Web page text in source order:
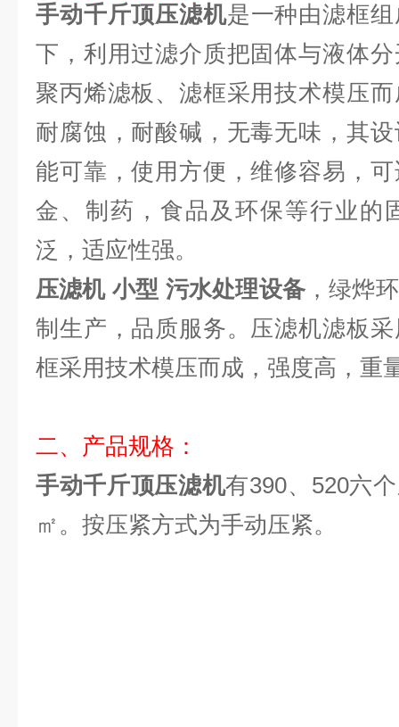
手动千斤顶压滤机是一种由滤框
下，利用过滤介质把固体与液体
聚丙烯滤板、滤框采用技术模压
耐腐蚀，耐酸碱，无毒无味，其
能可靠，使用方便，维修容易，
金、制药，食品及环保等行业的
泛，适应性强。
压滤机 小型 污水处理设备 ，绿烨
制生产，品质服务。压滤机滤板采
框采用技术模压而成，强度高，重
二、产品规格：
手动千斤顶压滤机有390、520六
㎡。按压紧方式为手动压紧。